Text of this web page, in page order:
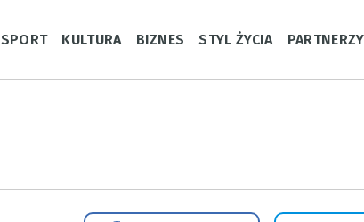
SPORT KULTURA BIZNES STYL ŻYCIA PARTNERZY